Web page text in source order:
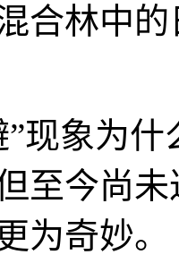
合林中
”现象为
至今尚
为奇妙。